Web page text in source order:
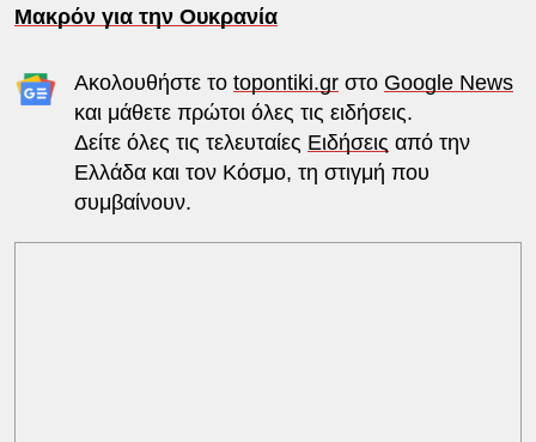
Μακρόν για την Ουκρανία
Ακολουθήστε το topontiki.grστο Google News
και μάθετε πρώτοι όλες τις ειδήσεις.
Δείτε όλες τις τελευταίες Ειδήσεις από την
Ελλάδα και τον Κόσμο, τη στιγμή που
συμβαίνουν.